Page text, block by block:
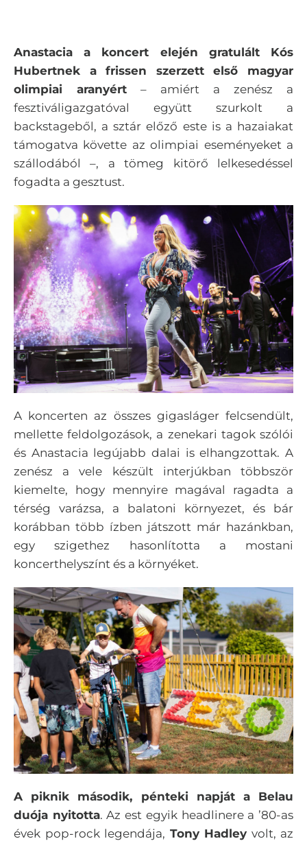
Anastacia a koncert elején gratulált Kós
Hubertnek a frissen szerzett első magyar
olimpiai aranyért – amiért a zenész a
fesztiváligazgatóval együtt szurkolt a
backstageből, a sztár előző este is a hazaiakat
támogatva követte az olimpiai eseményeket a
szállodából –, a tömeg kitörő lelkesedéssel
fogadta a gesztust.
A koncerten az összes gigasláger felcsendült,
mellette feldolgozások, a zenekari tagok szólói
és Anastacia legújabb dalai is elhangzottak. A
zenész a vele készült interjúkban többször
kiemelte, hogy mennyire magával ragadta a
térség varázsa, a balatoni környezet, és bár
korábban több ízben játszott már hazánkban,
egy szigethez hasonlította a mostani
koncerthelyszínt és a környéket.
A piknik második, pénteki napját a Belau
duója nyitotta. Az est egyik headlinere a ’80-as
évek pop-rock legendája, Tony Hadley volt, az